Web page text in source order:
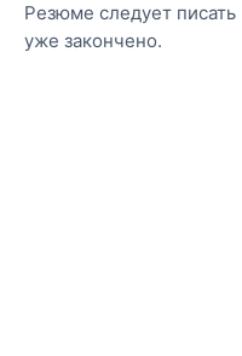
Резюме следует писать
уже закончено.